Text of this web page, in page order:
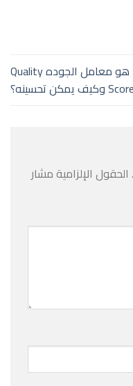
ما هو معامل الجوده Quality
Score وكيف يمكن تحسينه؟
الحقول الإلزامية مشار